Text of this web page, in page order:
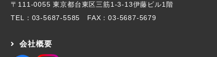
〒111-0055 東京都台東区三筋1-3-13伊藤ビル1階
TEL： 03-5687-5585 FAX：03-5687-5679
会社概要